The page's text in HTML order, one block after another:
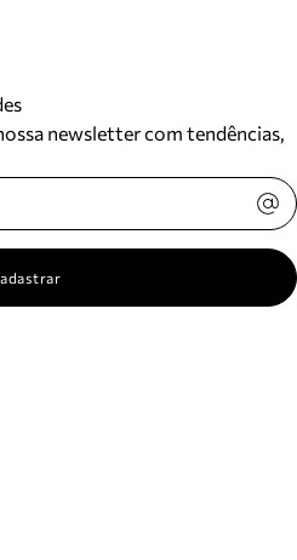
newsletter com tendências,